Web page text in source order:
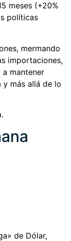
meses (+20%
políticas
mermando
importaciones,
a mantener
y más allá de lo
de Dólar,